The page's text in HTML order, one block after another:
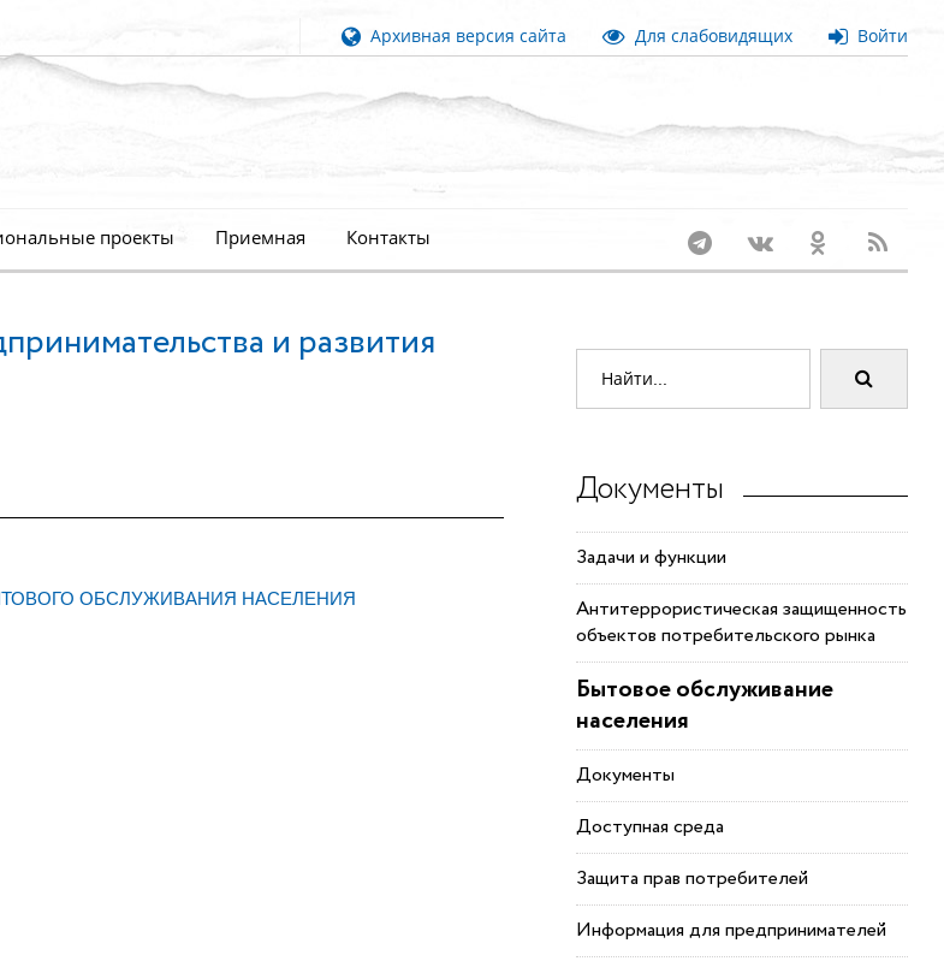
Архивная версия сайта Для слабовидящих Войти
проекты Приемная Контакты
и развития
ОБСЛУЖИВАНИЯ НАСЕЛЕНИЯ
Документы
Задачи и функции
Антитеррористическая защищенность
объектов потребительского рынка
Бытовое обслуживание
населения
Документы
Доступная среда
Защита прав потребителей
Информация для предпринимателей